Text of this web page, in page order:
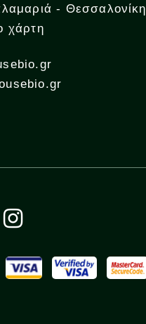
- Θεσσαλονίκη
χάρτη
YouTube